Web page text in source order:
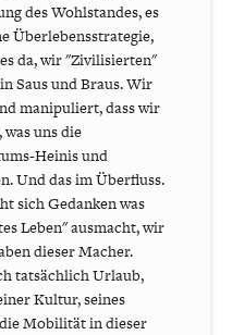
des Wohlstandes, es
Überlebensstrategie,
da, wir "Zivilisierten"
Saus und Braus. Wir
manipuliert, dass wir
uns die
Heinis und
Und das im Überfluss.
sich Gedanken was
Leben" ausmacht, wir
dieser Macher.
tatsächlich Urlaub,
Kultur, seines
Mobilität in dieser